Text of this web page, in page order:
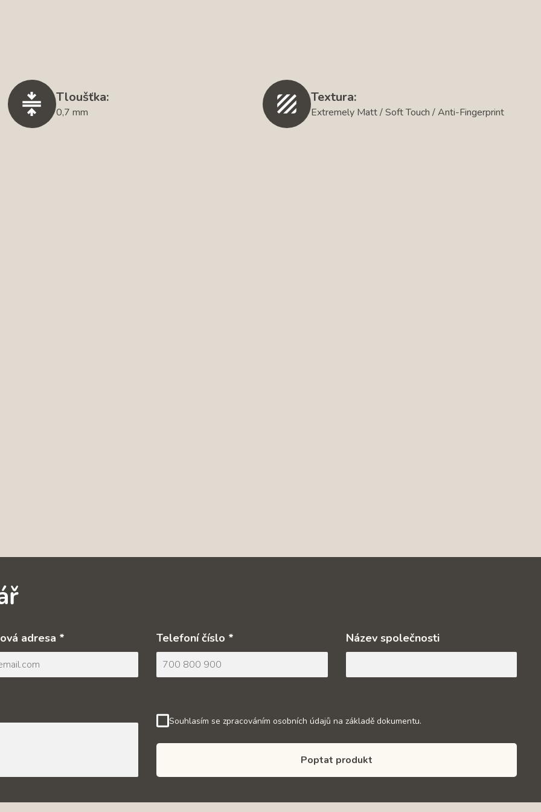
Tloušťka:
0,7 mm
Textura:
Extremely Matt / Soft Touch / Anti-Fingerprint
adresa * Telefoní číslo * Název společnosti
Souhlasím se zpracováním osobních údajů na základě dokumentu.
Poptat produkt